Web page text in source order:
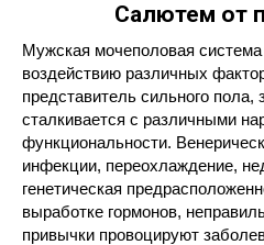
Салютем от
Мужская мочеполовая
воздействию различных
представитель сильного
сталкивается с различными
функциональности.
инфекции, переохлаждение,
генетическая
выработке гормонов,
привычки провоцируют